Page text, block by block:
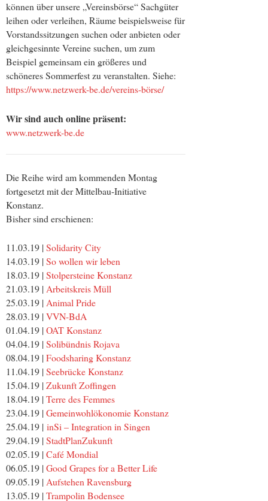
können über unsere „Vereinsbörse“ Sachgüter
leihen oder verleihen, Räume beispielsweise für
Vorstandssitzungen suchen oder anbieten oder
gleichgesinnte Vereine suchen, um zum
Beispiel gemeinsam ein größeres und
schöneres Sommerfest zu veranstalten. Siehe:
https://www.netzwerk-be.de/vereins-börse/
Wir sind auch online präsent:
www.netzwerk-be.de
Die Reihe wird am kommenden Montag
fortgesetzt mit der Mittelbau-Initiative
Konstanz.
Bisher sind erschienen:
11.03.19 | Solidarity City
14.03.19 | So wollen wir leben
18.03.19 | Stolpersteine Konstanz
21.03.19 | Arbeitskreis Müll
25.03.19 | Animal Pride
28.03.19 | VVN-BdA
01.04.19 | OAT Konstanz
04.04.19 | Solibündnis Rojava
08.04.19 | Foodsharing Konstanz
11.04.19 | Seebrücke Konstanz
15.04.19 | Zukunft Zoffingen
18.04.19 | Terre des Femmes
23.04.19 | Gemeinwohlökonomie Konstanz
25.04.19 | inSi – Integration in Singen
29.04.19 | StadtPlanZukunft
02.05.19 | Café Mondial
06.05.19 | Good Grapes for a Better Life
09.05.19 | Aufstehen Ravensburg
13.05.19 | Trampolin Bodensee